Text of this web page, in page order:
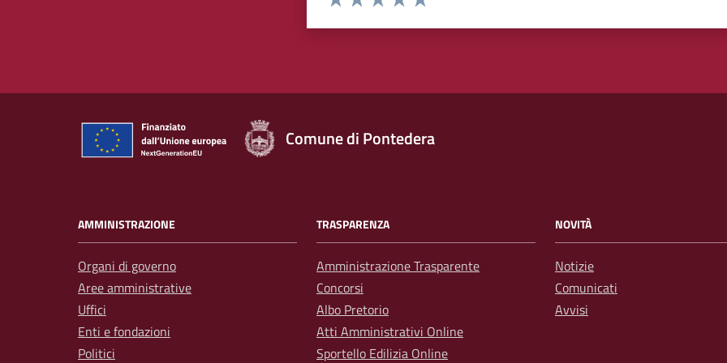
Comune di Pontedera
AMMINISTRAZIONE
Organi di governo
Aree amministrative
Uffici
Enti e fondazioni
Politici
TRASPARENZA
Amministrazione Trasparente
Concorsi
Albo Pretorio
Atti Amministrativi Online
Sportello Edilizia Online
NOVITÀ
Notizie
Comunicati
Avvisi